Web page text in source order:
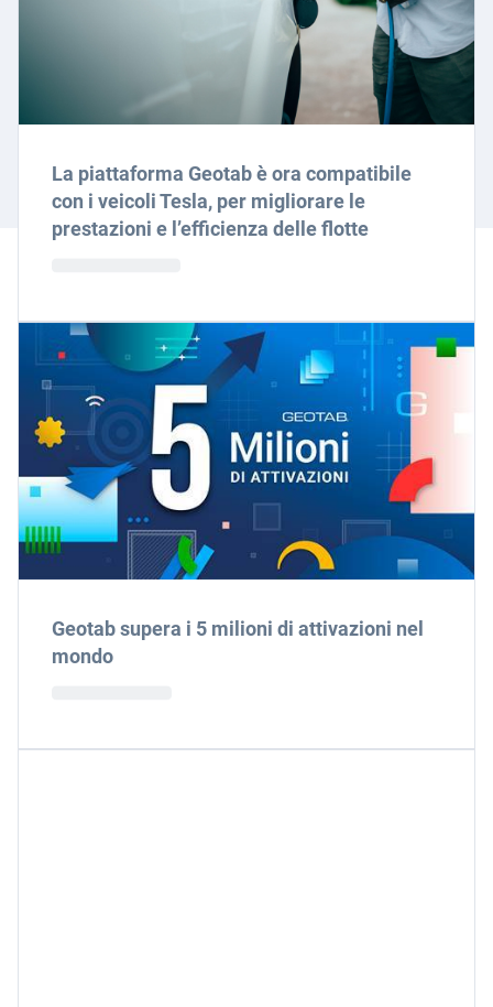
La piattaforma Geotab è ora compatibile
con i veicoli Tesla, per migliorare le
prestazioni e l’efficienza delle flotte
Geotab supera i 5 milioni di attivazioni nel
mondo